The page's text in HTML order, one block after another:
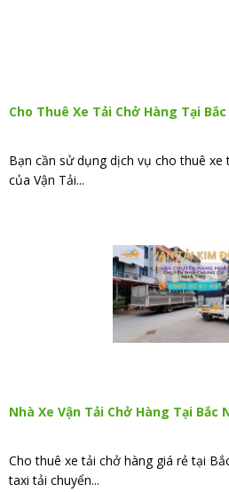
Cho Thuê Xe Tải Chở Hàng Tại
Bạn cần sử dụng dịch vụ cho thuê xe
của Vận Tải...
Nhà Xe Vận Tải Chở Hàng Tại Bắc
Cho thuê xe tải chở hàng giá rẻ tại
taxi tải chuyển...